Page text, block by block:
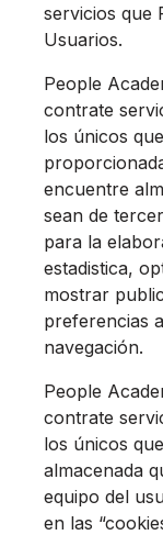
servicios que
Usuarios.
People
contrate
los únicos
encuentre
sean de
para la
estadistica,
mostrar
preferencias
navegación.
People
contrate
los únicos
almacenada
equipo del
en las